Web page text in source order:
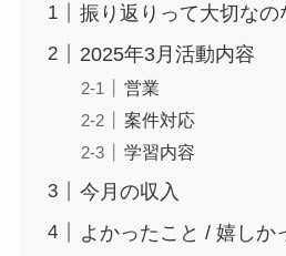
振り返りって大切なの
2025年3月活動内容
営業
案件対応
学習内容
今月の収入
よかったこと / 嬉しか